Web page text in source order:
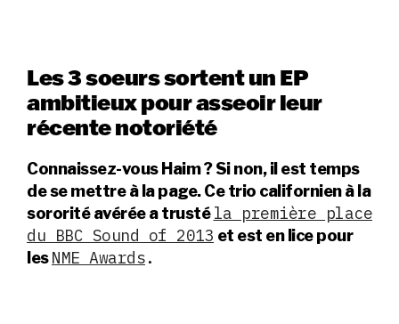
Les 3 soeurs sortent un EP
ambitieux pour asseoir leur
récente notoriété
Connaissez-vous Haim ? Si non, il est temps
de se mettre à la page. Ce trio californien à la
sororité avérée a trustéla première place
du BBC Sound of 2013 et est en lice pour
lesNME Awards.